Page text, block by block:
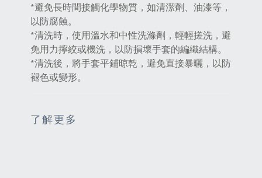
*‌避免長時間接觸化學物質‌，如清潔劑、油漆等，
以防腐蝕。
*‌清洗時，使用溫水和中性洗滌劑‌，輕輕搓洗，避
免用力擰絞或機洗，以防損壞手套的編織結構。
*‌清洗後，將手套平鋪晾乾‌，避免直接暴曬，以防
褪色或變形。
了解更多